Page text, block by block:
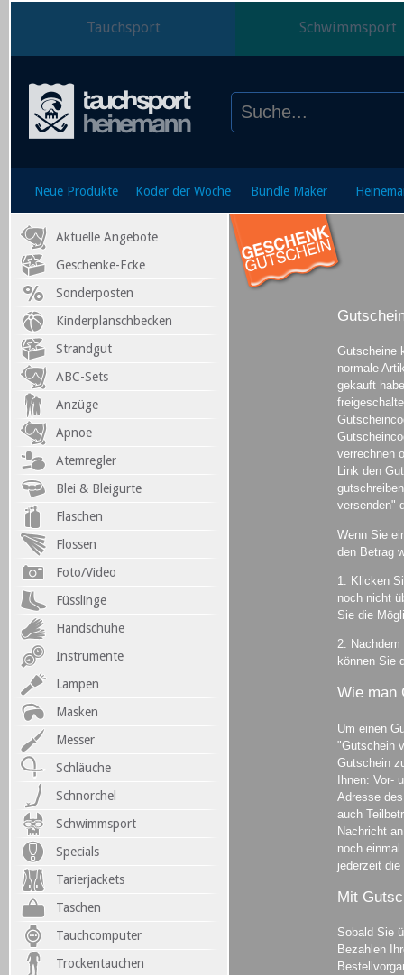
Tauchsport Schwimmsport
Neue Produkte Köder der Woche Bundle Maker
Aktuelle Angebote
Geschenke-Ecke
Sonderposten
Kinderplanschbecken
Strandgut
ABC-Sets
Anzüge
Apnoe
Atemregler
Blei & Bleigurte
Flaschen
Flossen
Foto/Video
Füsslinge
Handschuhe
Instrumente
Lampen
Masken
Messer
Schläuche
Schnorchel
Schwimmsport
Specials
Tarierjackets
Taschen
Tauchcomputer
Trockentauchen
Gutscheine
normale
gekauft
verrechnen
Link den
versenden"
Wenn Sie
den Betrag
1. Klicken
noch nicht
Sie die
2. Nachdem
können Sie
Wie man
Um einen
"Gutschein
Gutschein
Ihnen: Vor-
Adresse
auch
Nachricht
noch
jederzeit
Mit
Sobald Sie
Bezahlen